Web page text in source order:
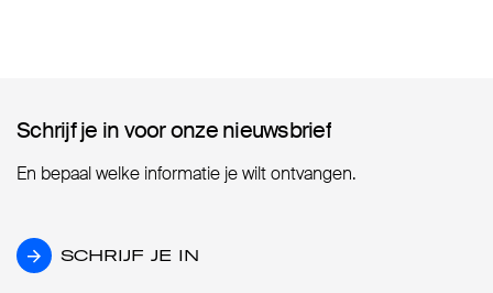
Schrijf je in voor onze nieuwsbrief
Schrijf je in voor onze nieuwsbrief
En bepaal welke informatie je wilt ontvangen.
SCHRIJF JE IN
SCHRIJF JE IN